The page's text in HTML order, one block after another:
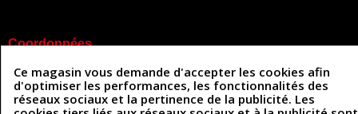
Coordonnées
493 Chemin de Catougnac
81300 Graulhet
05 63 34 51 88
contact@cuirenstock.com
Ce magasin vous demande d'accepter les cookies afin
d'optimiser les performances, les fonctionnalités des
réseaux sociaux et la pertinence de la publicité. Les